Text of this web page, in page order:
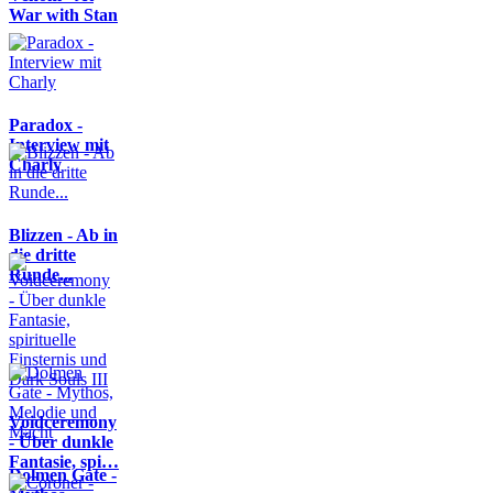
War with Stan
Paradox -
Interview mit
Charly
Blizzen - Ab in
die dritte
Runde...
Voidceremony
- Über dunkle
Fantasie, spi…
Dolmen Gate -